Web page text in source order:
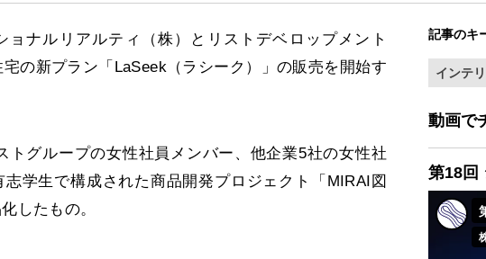
ナルリアルティ（株）とリストデベロップメント
宅の新プラン「LaSeek（ラシーク）」の販売を開始す
グループの女性社員メンバー、他企業5社の女性社
志学生で構成された商品開発プロジェクト「MIRAI図
したもの。
記事のキ
インテ
動画で
第18回